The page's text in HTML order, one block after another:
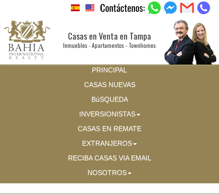
Casas en Venta en Tampa
Inmuebles - Apartamentos - Townhomes
PRINCIPAL
CASAS NUEVAS
BúSQUEDA
INVERSIONISTAS
CASAS EN REMATE
EXTRANJEROS
RECIBA CASAS VIA EMAIL
NOSOTROS